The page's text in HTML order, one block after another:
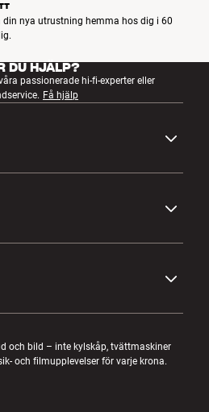
din nya utrustning hemma hos dig i 60
DU HJÄLP?
passionerade hi-fi-experter eller
Få hjälp
och bild – inte kylskåp, tvättmaskiner
och filmupplevelser för varje krona.